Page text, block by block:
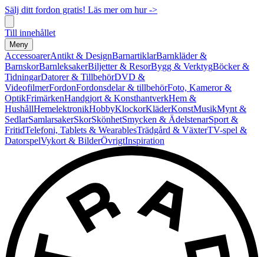
Sälj ditt fordon gratis! Läs mer om hur ->
Till innehållet
Meny
AccessoarerAntikt & DesignBarnartiklarBarnkläder &
BarnskorBarnleksakerBiljetter & ResorBygg & VerktygBöcker &
TidningarDatorer & TillbehörDVD &
VideofilmerFordonFordonsdelar & tillbehörFoto, Kameror &
OptikFrimärkenHandgjort & KonsthantverkHem &
HushållHemelektronikHobbyKlockorKläderKonstMusikMynt &
SedlarSamlarsakerSkorSkönhetSmycken & ÄdelstenarSport &
FritidTelefoni, Tablets & WearablesTrädgård & VäxterTV-spel &
DatorspelVykort & BilderÖvrigtInspiration